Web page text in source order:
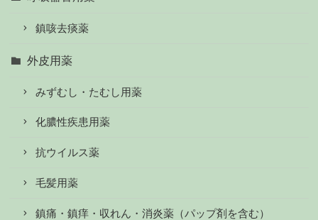
鎮咳去痰薬
外皮用薬
みずむし・たむし用薬
化膿性疾患用薬
抗ウイルス薬
毛髪用薬
鎮痛・鎮痒・収れん・消炎薬（パップ剤を含む）